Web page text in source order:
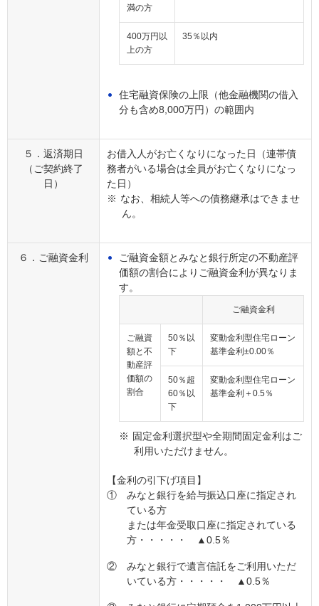
満の方
400万円以
上の方
35％以内
住宅融資保険の上限（他金融機関の借入
分も含め8,000万円）の範囲内
５．返済期日
（ご契約終了
日）
お借入人がお亡くなりになった日（連帯債
務者がいる場合は全員がお亡くなりになっ
た日）
※ なお、相続人等への債務継承はできませ
ん。
６．ご融資金利
ご融資金額とみなと銀行所定の不動産評
価額の割合によりご融資金利が異なりま
す。
ご融資金利
ご融資
額と不
動産評
価額の
割合
50％以
下
変動金利型住宅ローン
基準金利±0.00％
50％超
60％以
下
変動金利型住宅ローン
基準金利＋0.5％
※ 固定金利選択型や全期間固定金利はご
利用いただけません。
【金利の引下げ項目】
①
みなと銀行を給与振込口座に指定され
ている方
または年金受取口座に指定されている
方・・・・・ ▲0.5％
②
みなと銀行で遺言信託をご利用いただ
いている方・・・・・ ▲0.5％